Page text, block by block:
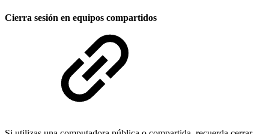
Cierra sesión en equipos compartidos